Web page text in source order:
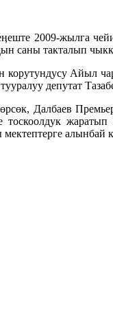
2009-жылга
саны такталып
Айыл
депутат
Далбаев
тоскоолдук